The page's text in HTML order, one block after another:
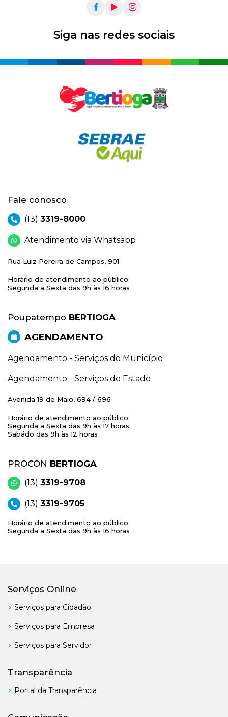
Siga nas redes sociais
Fale conosco
(13) 3319-8000
Atendimento via Whatsapp
Rua Luiz Pereira de Campos, 901
Horário de atendimento ao público:
Segunda a Sexta das 9h às 16 horas
Poupatempo BERTIOGA
AGENDAMENTO
Agendamento - Serviços do Município
Agendamento - Serviços do Estado
Avenida 19 de Maio, 694 / 696
Horário de atendimento ao público:
Segunda a Sexta das 9h às 17 horas
Sabádo das 9h às 12 horas
PROCON BERTIOGA
(13) 3319-9708
(13) 3319-9705
Horário de atendimento ao público:
Segunda a Sexta das 9h às 16 horas
Serviços Online
Serviços para Cidadão
Serviços para Empresa
Serviços para Servidor
Transparência
Portal da Transparência